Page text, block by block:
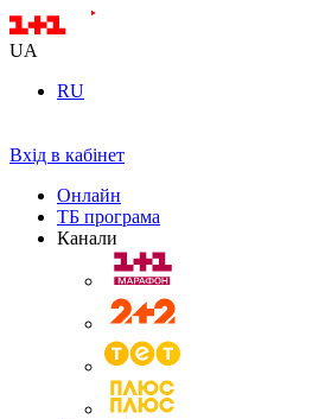
UA
RU
Вхід в кабінет
Онлайн
ТБ програма
Канали